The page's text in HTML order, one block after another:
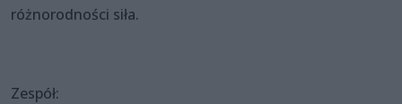
różnorodności siła.
Zespół: